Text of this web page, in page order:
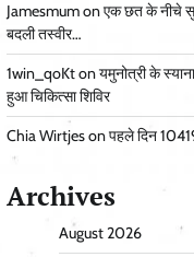
Jamesmumonएक छत के नीचे
बदली तस्वीर…
1win_qoKtonयमुनोत्री के
हुआ चिकित्सा शिविर
Chia Wirtjesonपहले दिन
Archives
August 2026